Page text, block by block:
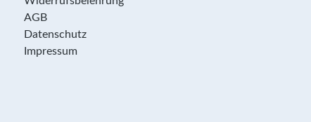
AGB
Datenschutz
Impressum